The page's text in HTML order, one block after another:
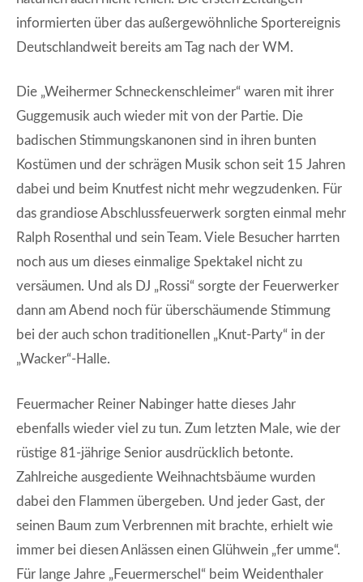
informierten über das außergewöhnliche Sportereignis
Deutschlandweit bereits am Tag nach der WM.
Die „Weihermer Schneckenschleimer“ waren mit ihrer
Guggemusik auch wieder mit von der Partie. Die
badischen Stimmungskanonen sind in ihren bunten
Kostümen und der schrägen Musik schon seit 15 Jahren
dabei und beim Knutfest nicht mehr wegzudenken. Für
das grandiose Abschlussfeuerwerk sorgten einmal mehr
Ralph Rosenthal und sein Team. Viele Besucher harrten
noch aus um dieses einmalige Spektakel nicht zu
versäumen. Und als DJ „Rossi“ sorgte der Feuerwerker
dann am Abend noch für überschäumende Stimmung
bei der auch schon traditionellen „Knut-Party“ in der
„Wacker“-Halle.
Feuermacher Reiner Nabinger hatte dieses Jahr
ebenfalls wieder viel zu tun. Zum letzten Male, wie der
rüstige 81-jährige Senior ausdrücklich betonte.
Zahlreiche ausgediente Weihnachtsbäume wurden
dabei den Flammen übergeben. Und jeder Gast, der
seinen Baum zum Verbrennen mit brachte, erhielt wie
immer bei diesen Anlässen einen Glühwein „fer umme“.
Für lange Jahre „Feuermerschel“ beim Weidenthaler